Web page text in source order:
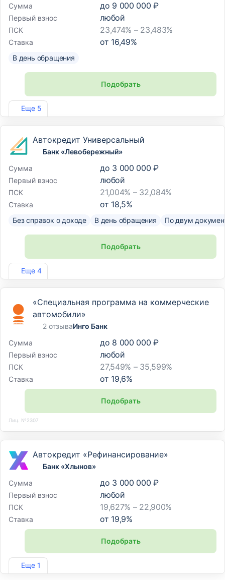
Еще 5
Сумма
до 9 000 000 ₽
Первый взнос любой
ПСК 23,474% – 23,483%
Ставка от 16,49%
В день обращения
Подобрать
Лиц. №1810
Еще 4
Автокредит Универсальный
Банк «Левобережный»
Сумма
до 3 000 000 ₽
Первый взнос любой
ПСК 21,004% – 32,084%
Ставка от 18,5%
Без справок о доходе В день обращения По двум
Подобрать
Лиц. №1343
«Специальная программа на коммерческие
автомобили»
2 отзываИнго Банк
Сумма
до 8 000 000 ₽
Первый взнос любой
ПСК 27,549% – 35,599%
Ставка от 19,6%
Подобрать
Лиц. №2307
Еще 1
Автокредит «Рефинансирование»
Банк «Хлынов»
Сумма
до 3 000 000 ₽
Первый взнос любой
ПСК 19,627% – 22,900%
Ставка от 19,9%
Подобрать
Лиц. №254